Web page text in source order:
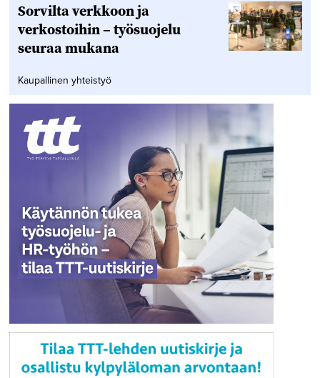
Sorvilta verkkoon ja
verkostoihin – työsuojelu
seuraa mukana
Kaupallinen yhteistyö